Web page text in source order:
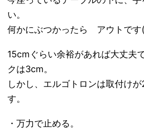
い。
何かにぶつかったら アウトで
15cmぐらい余裕があれば大丈夫
クは3cm。
しかし、エルゴトロンは取付け
す。
・万力で止める。